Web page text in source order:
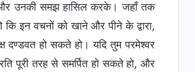
और उनकी समझ हासिल करके। जहाँ तक
इन वचनों को खाने और पीने के द्वारा,
दण्डवत हो सकते हो। यदि तुम परमेश्वर
पूरी तरह से समर्पित हो सकते हो, और